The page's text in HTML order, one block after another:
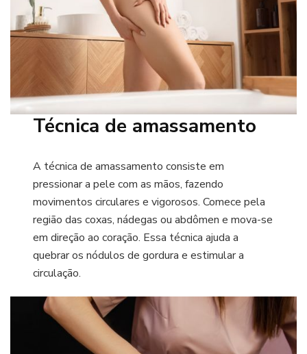
Técnica de amassamento
A técnica de amassamento consiste em
pressionar a pele com as mãos, fazendo
movimentos circulares e vigorosos. Comece pela
região das coxas, nádegas ou abdômen e mova-se
em direção ao coração. Essa técnica ajuda a
quebrar os nódulos de gordura e estimular a
circulação.